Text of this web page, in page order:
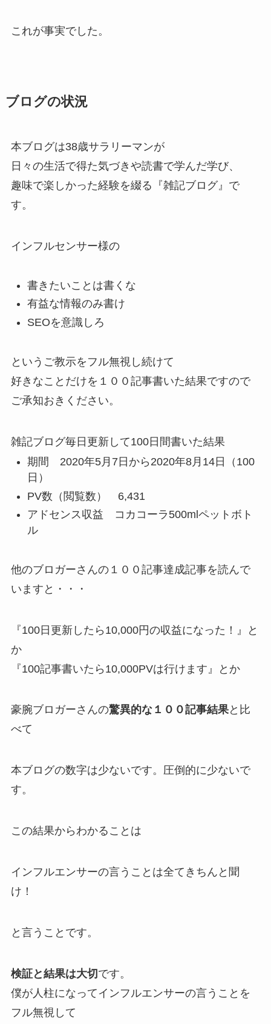
これが事実でした。
ブログの状況
本ブログは38歳サラリーマンが
日々の生活で得た気づきや読書で学んだ学び、
趣味で楽しかった経験を綴る『雑記ブログ』で
す。
インフルセンサー様の
書きたいことは書くな
有益な情報のみ書け
SEOを意識しろ
というご教示を フル無視 し続けて
好きなことだけを１００記事書いた結果ですので
ご承知おきください。
雑記ブログ毎日更新して100日間書いた結果
期間 2020年5月7日から2020年8月14日（100
日）
PV数 （閲覧数） 6,431
アドセンス収益 コカコーラ500mlペットボト
ル
他のブロガーさんの１００記事達成記事を読んで
いますと・・・
『100日更新したら10,000円の収益になった！』
と
か
『100記事書いたら10,000PVは行けます』
とか
豪腕ブロガーさんの驚異的な１００記事結果と比
べて
本ブログの数字は少ないです。圧倒的に少ないで
す。
この結果からわかることは
インフルエンサーの言うことは全てきちんと聞
け！
と言うことです。
検証と結果は大切です。
僕が人柱になってインフルエンサーの言うことを
フル無視して